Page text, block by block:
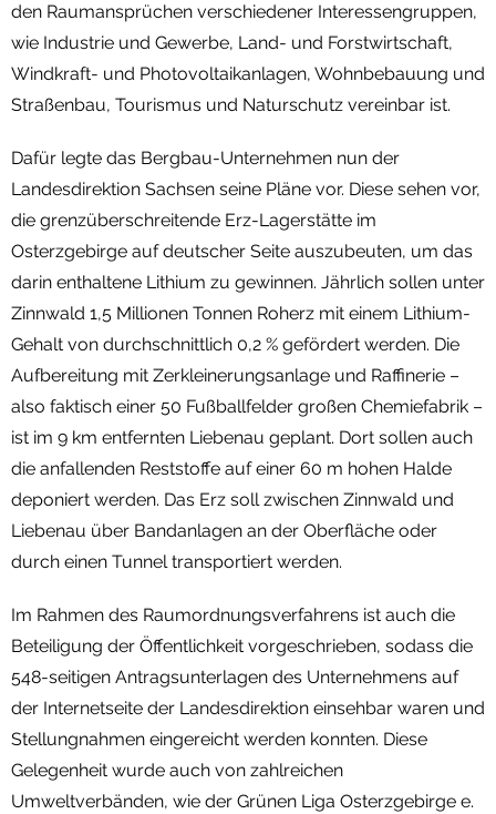
den Raumansprüchen verschiedener Interessengruppen,
wie Industrie und Gewerbe, Land- und Forstwirtschaft,
Windkraft- und Photovoltaikanlagen, Wohnbebauung und
Straßenbau, Tourismus und Naturschutz vereinbar ist.
Dafür legte das Bergbau-Unternehmen nun der
Landesdirektion Sachsen seine Pläne vor. Diese sehen vor,
die grenzüberschreitende Erz-Lagerstätte im
Osterzgebirge auf deutscher Seite auszubeuten, um das
darin enthaltene Lithium zu gewinnen. Jährlich sollen unter
Zinnwald 1,5 Millionen Tonnen Roherz mit einem Lithium-
Gehalt von durchschnittlich 0,2 % gefördert werden. Die
Aufbereitung mit Zerkleinerungsanlage und Raffinerie –
also faktisch einer 50 Fußballfelder großen Chemiefabrik –
ist im 9 km entfernten Liebenau geplant. Dort sollen auch
die anfallenden Reststoffe auf einer 60 m hohen Halde
deponiert werden. Das Erz soll zwischen Zinnwald und
Liebenau über Bandanlagen an der Oberfläche oder
durch einen Tunnel transportiert werden.
Im Rahmen des Raumordnungsverfahrens ist auch die
Beteiligung der Öffentlichkeit vorgeschrieben, sodass die
548-seitigen Antragsunterlagen des Unternehmens auf
der Internetseite der Landesdirektion einsehbar waren und
Stellungnahmen eingereicht werden konnten. Diese
Gelegenheit wurde auch von zahlreichen
Umweltverbänden, wie der Grünen Liga Osterzgebirge e.